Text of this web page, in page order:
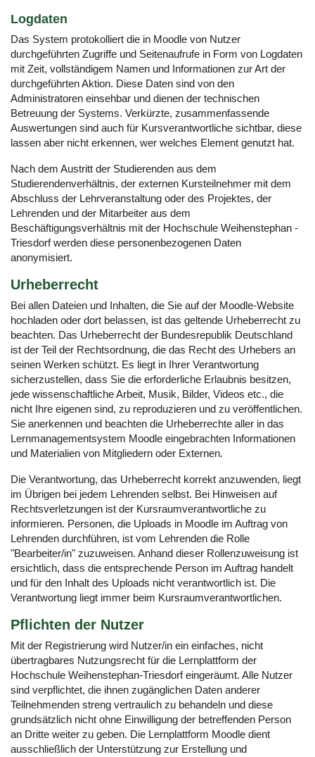
Logdaten
Das System protokolliert die in Moodle von Nutzer
durchgeführten Zugriffe und Seitenaufrufe in Form von Logdaten
mit Zeit, vollständigem Namen und Informationen zur Art der
durchgeführten Aktion. Diese Daten sind von den
Administratoren einsehbar und dienen der technischen
Betreuung der Systems. Verkürzte, zusammenfassende
Auswertungen sind auch für Kursverantwortliche sichtbar, diese
lassen aber nicht erkennen, wer welches Element genutzt hat.
Nach dem Austritt der Studierenden aus dem
Studierendenverhältnis, der externen Kursteilnehmer mit dem
Abschluss der Lehrveranstaltung oder des Projektes, der
Lehrenden und der Mitarbeiter aus dem
Beschäftigungsverhältnis mit der Hochschule Weihenstephan -
Triesdorf werden diese personenbezogenen Daten
anonymisiert.
Urheberrecht
Bei allen Dateien und Inhalten, die Sie auf der Moodle-Website
hochladen oder dort belassen, ist das geltende Urheberrecht zu
beachten. Das Urheberrecht der Bundesrepublik Deutschland
ist der Teil der Rechtsordnung, die das Recht des Urhebers an
seinen Werken schützt. Es liegt in Ihrer Verantwortung
sicherzustellen, dass Sie die erforderliche Erlaubnis besitzen,
jede wissenschaftliche Arbeit, Musik, Bilder, Videos etc., die
nicht Ihre eigenen sind, zu reproduzieren und zu veröffentlichen.
Sie anerkennen und beachten die Urheberrechte aller in das
Lernmanagementsystem Moodle eingebrachten Informationen
und Materialien von Mitgliedern oder Externen.
Die Verantwortung, das Urheberrecht korrekt anzuwenden, liegt
im Übrigen bei jedem Lehrenden selbst. Bei Hinweisen auf
Rechtsverletzungen ist der Kursraumverantwortliche zu
informieren. Personen, die Uploads in Moodle im Auftrag von
Lehrenden durchführen, ist vom Lehrenden die Rolle
"Bearbeiter/in" zuzuweisen. Anhand dieser Rollenzuweisung ist
ersichtlich, dass die entsprechende Person im Auftrag handelt
und für den Inhalt des Uploads nicht verantwortlich ist. Die
Verantwortung liegt immer beim Kursraumverantwortlichen.
Pflichten der Nutzer
Mit der Registrierung wird Nutzer/in ein einfaches, nicht
übertragbares Nutzungsrecht für die Lernplattform der
Hochschule Weihenstephan-Triesdorf eingeräumt. Alle Nutzer
sind verpflichtet, die ihnen zugänglichen Daten anderer
Teilnehmenden streng vertraulich zu behandeln und diese
grundsätzlich nicht ohne Einwilligung der betreffenden Person
an Dritte weiter zu geben. Die Lernplattform Moodle dient
ausschließlich der Unterstützung zur Erstellung und